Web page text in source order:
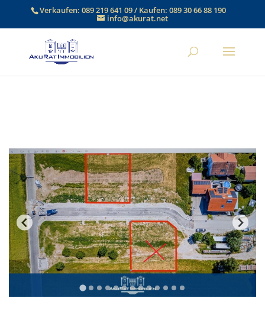
Verkaufen:089 219 641 09/ Kaufen:089 30 66 88 190
info@akurat.net